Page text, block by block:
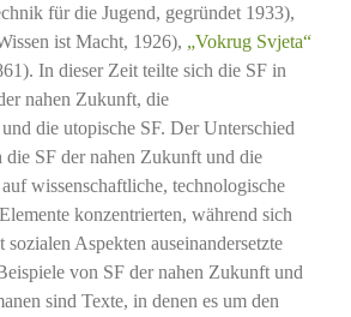
für die Jugend, gegründet 1933),
ist Macht, 1926), „Vokrug Svjeta“
In dieser Zeit teilte sich die SF in
nahen Zukunft, die
die utopische SF. Der Unterschied
die SF der nahen Zukunft und die
wissenschaftliche, technologische
konzentrierten, während sich
Aspekten auseinandersetzte
von SF der nahen Zukunft und
sind Texte, in denen es um den